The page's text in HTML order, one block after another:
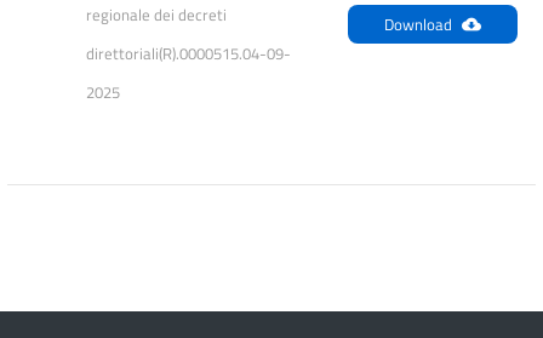
regionale dei decreti
direttoriali(R).0000515.04-09-
2025
Download